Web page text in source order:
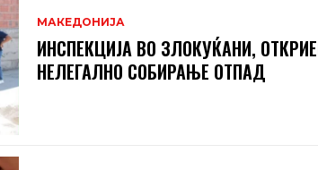
МАКЕДОНИЈА
ИНСПЕКЦИЈА ВО ЗЛОКУЌАНИ,
НЕЛЕГАЛНО СОБИРАЊЕ ОТПАД